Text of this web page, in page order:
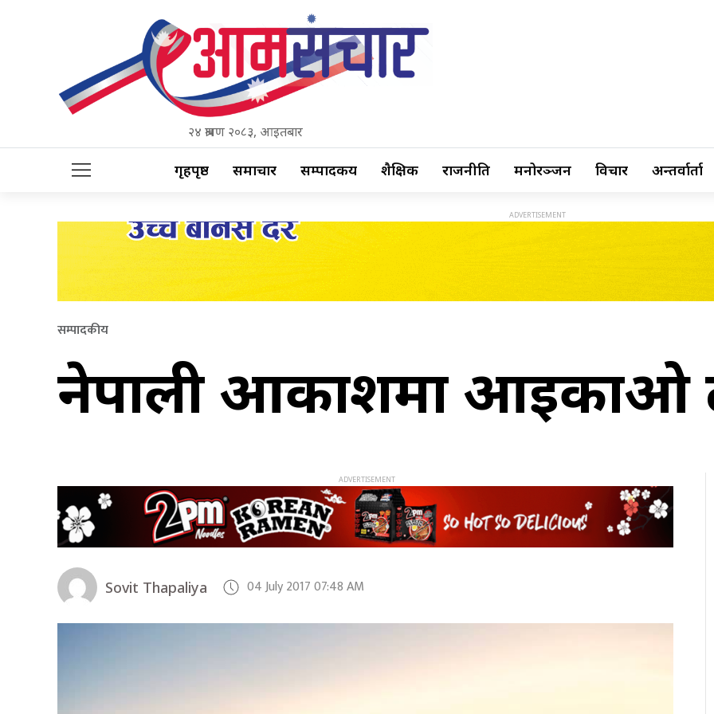
२४ श्रावण २०८३, आइतबार
गृहपृष्ठ समाचार सम्पादकीय शैक्षिक राजनीति मनोरञ्जन विचार अन्तर्वार्ता
सम्पादकीय
नेपाली आकाशमा आइकाओ
Sovit Thapaliya 04 July 2017 07:48 AM